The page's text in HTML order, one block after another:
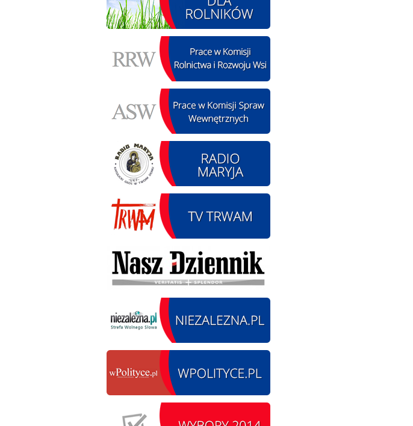
SIERPIEŃ
09
09.08.2026 r. -
Jubileusz OSP. Żerniki
czytaj więcej
SIERPIEŃ
11
11.08.2026 r. -
Popisanie unowy z
firmą Boenig. Łódź
czytaj więcej
SIERPIEŃ
12
Oddanie drogi.
czytaj więcej
13
Pojazdów
zabytkowych. Wieluń
Ożarów
czytaj więcej
14.08.2026 r. - Dzień